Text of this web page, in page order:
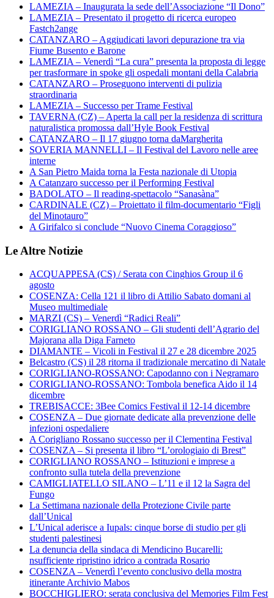
LAMEZIA – Inaugurata la sede dell’Associazione “Il Dono”
LAMEZIA – Presentato il progetto di ricerca europeo
Fastch2ange
CATANZARO – Aggiudicati lavori depurazione tra via
Fiume Busento e Barone
LAMEZIA – Venerdì “La cura” presenta la proposta di legge
per trasformare in spoke gli ospedali montani della Calabria
CATANZARO – Proseguono interventi di pulizia
straordinaria
LAMEZIA – Successo per Trame Festival
TAVERNA (CZ) – Aperta la call per la residenza di scrittura
naturalistica promossa dall’Hyle Book Festival
CATANZARO – Il 17 giugno torna daMargherita
SOVERIA MANNELLI – Il Festival del Lavoro nelle aree
interne
A San Pietro Maida torna la Festa nazionale di Utopia
A Catanzaro successo per il Performing Festival
BADOLATO – Il reading-spettacolo “Sanasàna”
CARDINALE (CZ) – Proiettato il film-documentario “Figli
del Minotauro”
A Girifalco si conclude “Nuovo Cinema Coraggioso”
Le Altre Notizie
ACQUAPPESA (CS) / Serata con Cinghios Group il 6
agosto
COSENZA: Cella 121 il libro di Attilio Sabato domani al
Museo multimediale
MARZI (CS) – Venerdì “Radici Reali”
CORIGLIANO ROSSANO – Gli studenti dell’Agrario del
Majorana alla Diga Farneto
DIAMANTE – Vicoli in Festival il 27 e 28 dicembre 2025
Belcastro (CS) il 28 ritorna il tradizionale mercatino di Natale
CORIGLIANO-ROSSANO: Capodanno con i Negramaro
CORIGLIANO-ROSSANO: Tombola benefica Aido il 14
dicembre
TREBISACCE: 3Bee Comics Festival il 12-14 dicembre
COSENZA – Due giornate dedicate alla prevenzione delle
infezioni ospedaliere
A Corigliano Rossano successo per il Clementina Festival
COSENZA – Si presenta il libro “L’orologiaio di Brest”
CORIGLIANO ROSSANO – Istituzioni e imprese a
confronto sulla tutela della prevenzione
CAMIGLIATELLO SILANO – L’11 e il 12 la Sagra del
Fungo
La Settimana nazionale della Protezione Civile parte
dall’Unical
L’Unical aderisce a Iupals: cinque borse di studio per gli
studenti palestinesi
La denuncia della sindaca di Mendicino Bucarelli:
nsufficiente ripristino idrico a contrada Rosario
COSENZA – Venerdì l’evento conclusivo della mostra
itinerante Archivio Mabos
BOCCHIGLIERO: serata conclusiva del Memories Film Fest